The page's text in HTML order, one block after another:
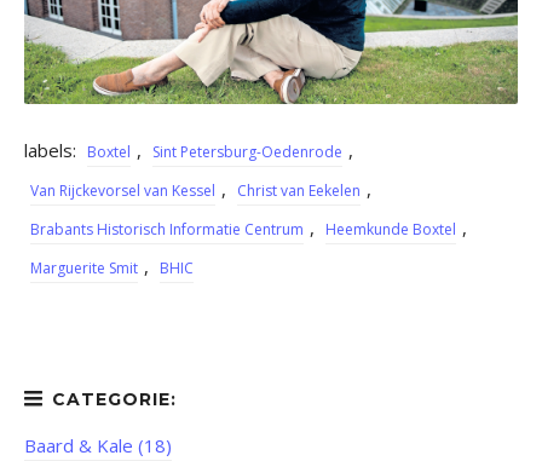
labels: Boxtel , Sint Petersburg-Oedenrode ,
Van Rijckevorsel van Kessel , Christ van Eekelen ,
Brabants Historisch Informatie Centrum , Heemkunde Boxtel ,
Marguerite Smit , BHIC
Baard & Kale (18)